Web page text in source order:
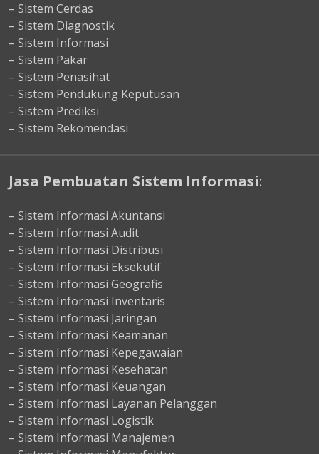
– Sistem Cerdas
– Sistem Diagnostik
– Sistem Informasi
– Sistem Pakar
– Sistem Penasihat
– Sistem Pendukung Keputusan
– Sistem Prediksi
– Sistem Rekomendasi
Jasa Pembuatan Sistem Informasi:
– Sistem Informasi Akuntansi
– Sistem Informasi Audit
– Sistem Informasi Distribusi
– Sistem Informasi Eksekutif
– Sistem Informasi Geografis
– Sistem Informasi Inventaris
– Sistem Informasi Jaringan
– Sistem Informasi Keamanan
– Sistem Informasi Kepegawaian
– Sistem Informasi Kesehatan
– Sistem Informasi Keuangan
– Sistem Informasi Layanan Pelanggan
– Sistem Informasi Logistik
– Sistem Informasi Manajemen